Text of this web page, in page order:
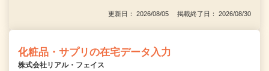
更新日： 2026/08/05 掲載終了日： 2026/08/30
化粧品・サプリの在宅データ入力
株式会社リアル・フェイス